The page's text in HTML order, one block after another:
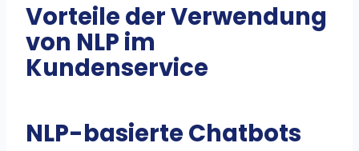
Vorteile der Verwendung
von NLP im
Kundenservice
NLP-basierte Chatbots